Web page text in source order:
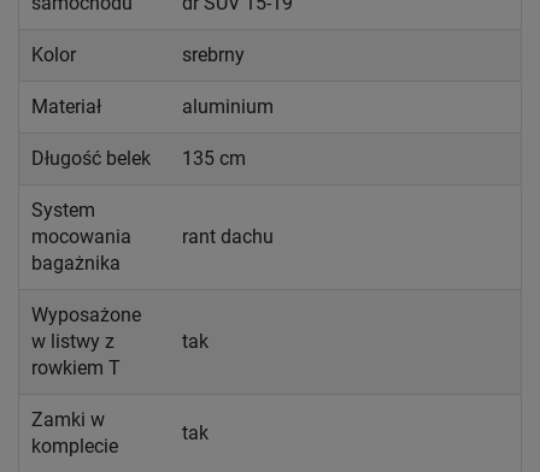
Kolor srebrny
Materiał aluminium
Długość belek 135 cm
System
mocowania
bagażnika
rant dachu
Wyposażone
w listwy z
rowkiem T
tak
Zamki w
komplecie
tak